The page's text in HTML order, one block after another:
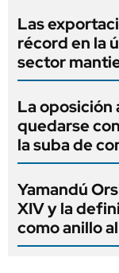
Las
récord en la
sector
La oposición
quedarse
la suba de
Yamandú
XIV y la
como anillo